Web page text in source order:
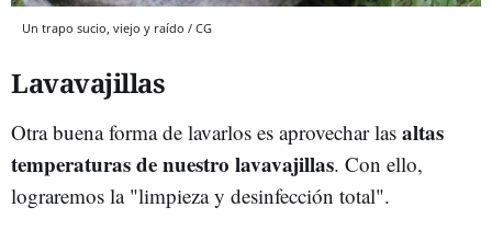
Un trapo sucio, viejo y raído / CG
Lavavajillas
Otra buena forma de lavarlos es aprovechar las altas
temperaturas de nuestro lavavajillas. Con ello,
lograremos la "limpieza y desinfección total".